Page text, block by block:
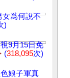
女爲何說不
)
9月15日免
(318,095次)
娘子軍真